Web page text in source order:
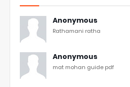
Anonymous
Rathamani ratha
Anonymous
mat mohan guide pdf